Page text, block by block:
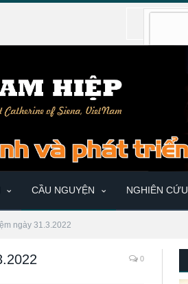
CẦU NGUYỆN NGHIÊN CỨU
ngày 31.3.2022
0